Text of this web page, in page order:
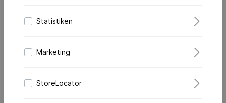
Statistiken
Marketing
StoreLocator